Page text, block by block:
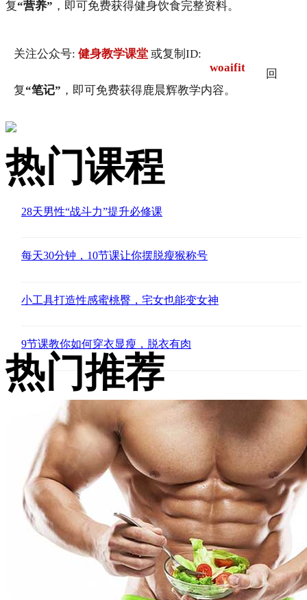
复“营养” ，即可免费获得健身饮食完整资料。
关注公众号: 健身教学课堂 或复制ID:
woaifit
回
复“笔记” ，即可免费获得鹿晨辉教学内容。
热门课程
28天男性“战斗力”提升必修课
每天30分钟，10节课让你摆脱瘦猴称号
小工具打造性感蜜桃臀，宅女也能变女神
9节课教你如何穿衣显瘦，脱衣有肉
热门推荐